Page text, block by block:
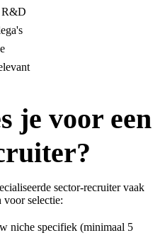
R&D
je voor een
sector-recruiter vaak
voor selectie:
niche specifiek (minimaal 5